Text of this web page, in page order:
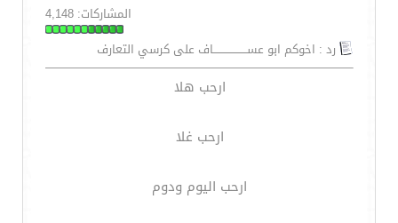
المشاركات: 4,148
رد : اخوكم ابو عســـــــــــــــــــاف على كرسي التعارف
ارحب هلا
ارحب غلا
ارحب اليوم ودوم